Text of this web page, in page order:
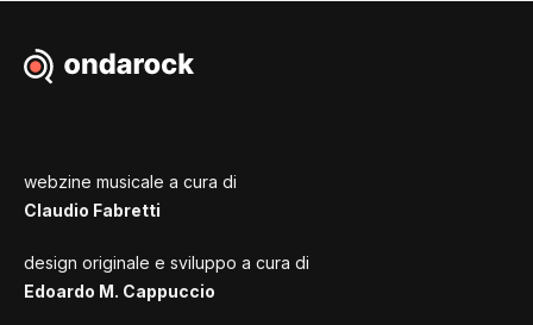
webzine musicale a cura di
Claudio Fabretti
design originale e sviluppo a cura di
Edoardo M. Cappuccio